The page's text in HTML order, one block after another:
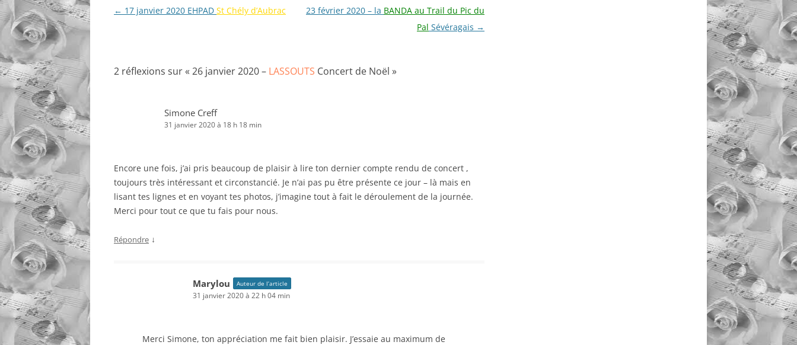
Navigation
← 17 janvier 2020 EHPAD St Chély d’Aubrac 23 février 2020 – la BANDA au Trail du Pic du
Pal Sévéragais →
2 réflexions sur « 26 janvier 2020 – LASSOUTS Concert de Noël »
Simone Creff
31 janvier 2020 à 18 h 18 min
Encore une fois, j’ai pris beaucoup de plaisir à lire ton dernier compte rendu de concert ,
toujours très intéressant et circonstancié. Je n’ai pas pu être présente ce jour – là mais en
lisant tes lignes et en voyant tes photos, j’imagine tout à fait le déroulement de la journée.
Merci pour tout ce que tu fais pour nous.
Répondre ↓
Marylou Auteur de l’article
31 janvier 2020 à 22 h 04 min
Merci Simone, ton appréciation me fait bien plaisir. J’essaie au maximum de